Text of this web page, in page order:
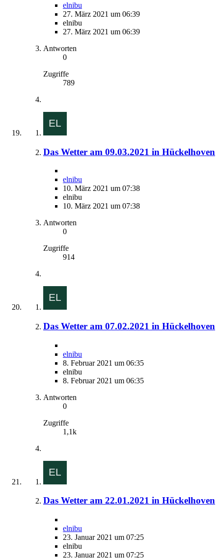
elnibu
27. März 2021 um 06:39
elnibu
27. März 2021 um 06:39
Antworten
0
Zugriffe
789
Das Wetter am 09.03.2021 in Hückelhoven
elnibu
10. März 2021 um 07:38
elnibu
10. März 2021 um 07:38
Antworten
0
Zugriffe
914
Das Wetter am 07.02.2021 in Hückelhoven
elnibu
8. Februar 2021 um 06:35
elnibu
8. Februar 2021 um 06:35
Antworten
0
Zugriffe
1,1k
Das Wetter am 22.01.2021 in Hückelhoven
elnibu
23. Januar 2021 um 07:25
elnibu
23. Januar 2021 um 07:25